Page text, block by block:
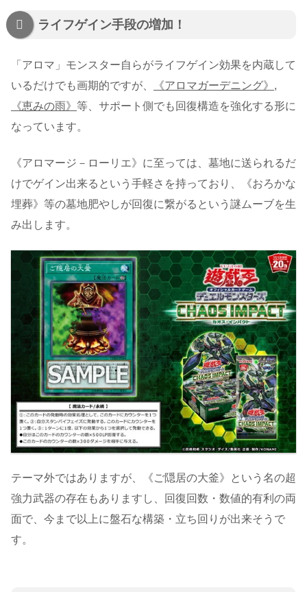
ライフゲイン手段の増加！
「アロマ」モンスター自らがライフゲイン効果を内蔵して
いるだけでも画期的ですが、
《アロマガーデニング》,
《恵みの雨》 等、サポート側でも回復構造を強化する形に
なっています。
《アロマージ－ローリエ》に至っては、墓地に送られるだ
けでゲイン出来るという手軽さを持っており、《おろかな
埋葬》等の墓地肥やしが回復に繋がるという謎ムーブを生
み出します。
テーマ外ではありますが、《ご隠居の大釜》という名の超
強力武器の存在もありますし、回復回数・数値的有利の両
面で、今まで以上に盤石な構築・立ち回りが出来そうで
す。